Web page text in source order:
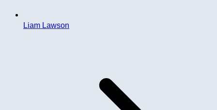
Liam Lawson